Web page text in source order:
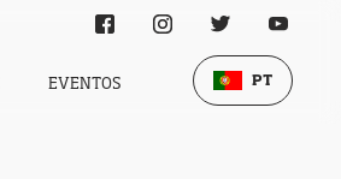
EVENTOS PT